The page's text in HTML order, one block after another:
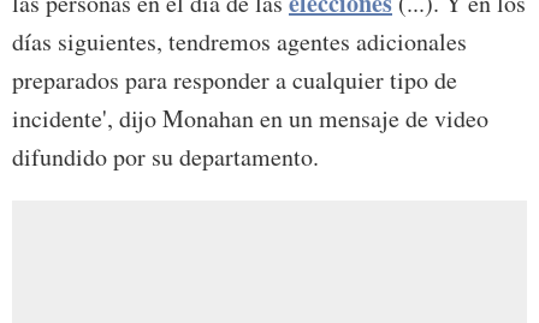
días siguientes, tendremos agentes adicionales
preparados para responder a cualquier tipo de
incidente', dijo Monahan en un mensaje de video
difundido por su departamento.